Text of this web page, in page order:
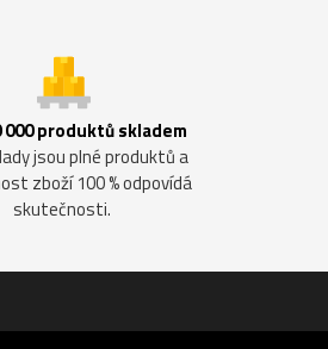
000 produktů skladem
jsou plné produktů a
zboží 100 % odpovídá
skutečnosti.